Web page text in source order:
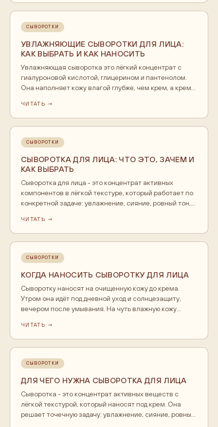
сыворотка, крем. Главные ошибки это много продукта,
нанесение на сухую кожу и отсутствие крема сверху.
СЫВОРОТКИ
УВЛАЖНЯЮЩИЕ СЫВОРОТКИ ДЛЯ ЛИЦА:
КАК ВЫБРАТЬ И КАК НАНОСИТЬ
Увлажняющая сыворотка это лёгкий концентрат с
гиалуроновой кислотой, глицерином и пантенолом.
Она наполняет кожу влагой глубже, чем крем, а крем
влажную кожу утром и вечером, до крема. Работает
связка сыворотка плюс крем, по отдельности эффект
слабее.
ЧИТАТЬ →
СЫВОРОТКИ
СЫВОРОТКА ДЛЯ ЛИЦА: ЧТО ЭТО, ЗАЧЕМ И
КАК ВЫБРАТЬ
Сыворотка для лица - это концентрат активных
компонентов в лёгкой текстуре, который работает по
конкретной задаче: увлажнение, сияние, ровный тон,
Она проникает в верхние слои кожи глубже плотного
крема и усиливает базовый уход. Наносят сыворотку
после тоника и до крема, вводят активы постепенно.
Результат накопительный и заметен через две-
четыре недели регулярного применения.
ЧИТАТЬ →
СЫВОРОТКИ
КОГДА НАНОСИТЬ СЫВОРОТКУ ДЛЯ ЛИЦА
Сыворотку наносят на очищенную кожу до крема.
Утром она идёт под дневной уход и солнцезащиту,
вечером после умывания. На чуть влажную кожу
ретинолом и кислотами оставляют на вечер, лёгкие
увлажняющие подходят и утром, и вечером. Ждать
полного впитывания перед кремом не нужно, хватает
одной-двух минут.
ЧИТАТЬ →
СЫВОРОТКИ
ДЛЯ ЧЕГО НУЖНА СЫВОРОТКА ДЛЯ ЛИЦА
Сыворотка - это концентрат активных веществ с
лёгкой текстурой, который наносят под крем. Она
решает точечную задачу: увлажнение, сияние, ровный